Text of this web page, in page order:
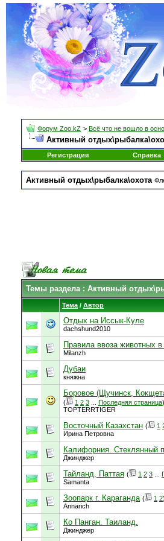
Форум Zoo.kZ > Всё что не вошло в
Активный
Регистрация Справка
Активный отдых\рыбалка\охота
Темы раздела: Активный
Тема / Автор
Отдых на Иссык-Куле
dachshund2010
Правила ввоза животных
Milanzh
Дубаи
княжна
Боровое (Щучинск,
( 1 2 3 Последняя страница)
TOPTERRTIGER
Восточный Казахстан ( 1
Ирина Петровна
Калифорния. Стеклянный
Джинджер
Тайланд, Паттая ( 1 2 3
Samanta
Зоопарк г. Караганда ( 1 2)
Annarich
Ко Панган. Таиланд.
Джинджер